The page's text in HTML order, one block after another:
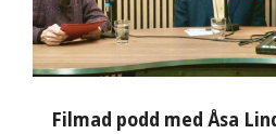
Filmad podd med Åsa